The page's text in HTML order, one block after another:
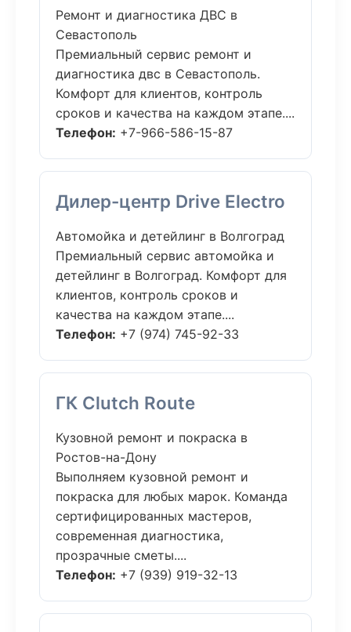
Ремонт и диагностика ДВС в
Севастополь
Премиальный сервис ремонт и
диагностика двс в Севастополь.
Комфорт для клиентов, контроль
сроков и качества на каждом этапе....
Телефон: +7-966-586-15-87
Дилер-центр Drive Electro
Автомойка и детейлинг в Волгоград
Премиальный сервис автомойка и
детейлинг в Волгоград. Комфорт для
клиентов, контроль сроков и
качества на каждом этапе....
Телефон: +7 (974) 745-92-33
ГК Clutch Route
Кузовной ремонт и покраска в
Ростов-на-Дону
Выполняем кузовной ремонт и
покраска для любых марок. Команда
сертифицированных мастеров,
современная диагностика,
прозрачные сметы....
Телефон: +7 (939) 919-32-13